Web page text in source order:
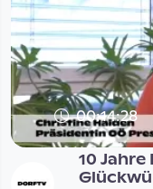
00:14:28
10 Jahre